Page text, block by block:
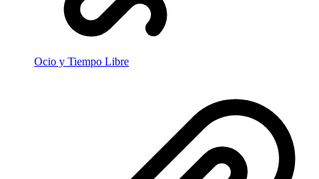
Ocio y Tiempo Libre